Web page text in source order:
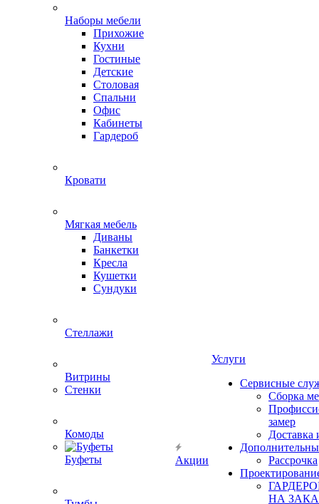
Наборы мебели
Прихожие
Кухни
Гостиные
Детские
Столовая
Спальни
Офис
Кабинеты
Гардероб
Кровати
Мягкая мебель
Диваны
Банкетки
Кресла
Кушетки
Сундуки
Стеллажи
Витрины
Стенки
Комоды
Буфеты Акции
Услуги
Сервисные
Сборка
замер
Доставка
Рассрочка
НА